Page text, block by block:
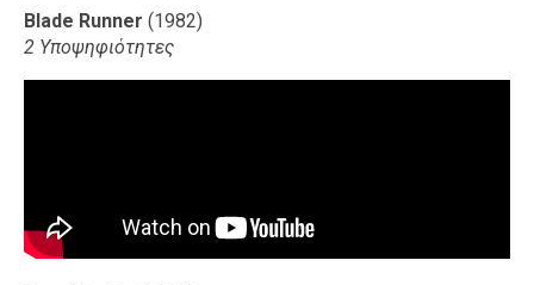
Blade Runner (1982)
2 Υποψηφιότητες